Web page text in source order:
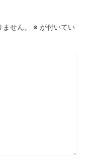
せん。 ※ が付いてい